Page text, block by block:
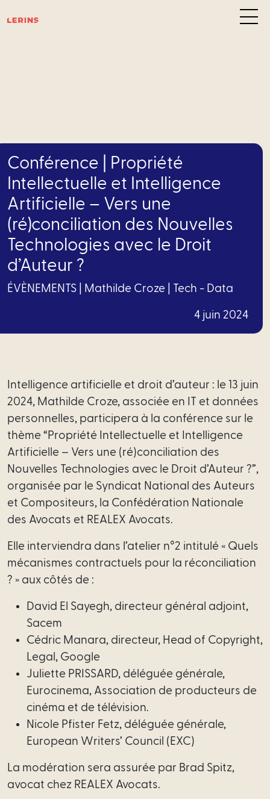
des
Tech
–
Data
Propriété
intellectuelle
de
services
externalisée
Start-
Up
Conférence | Propriété
Intellectuelle et Intelligence
Artificielle – Vers une
(ré)conciliation des Nouvelles
Technologies avec le Droit
d’Auteur ?
ÉVÈNEMENTS Mathilde Croze Tech - Data
4 juin 2024
Intelligence artificielle et droit d’auteur : le 13 juin
2024, Mathilde Croze, associée en IT et données
personnelles, participera à la conférence sur le
thème “Propriété Intellectuelle et Intelligence
Artificielle – Vers une (ré)conciliation des
Nouvelles Technologies avec le Droit d’Auteur ?”,
organisée par le Syndicat National des Auteurs
et Compositeurs, la Confédération Nationale
des Avocats et REALEX Avocats.
Elle interviendra dans l’atelier n°2 intitulé « Quels
mécanismes contractuels pour la réconciliation
? » aux côtés de :
David El Sayegh, directeur général adjoint,
Sacem
Cédric Manara, directeur, Head of Copyright,
Legal, Google
Juliette PRISSARD, déléguée générale,
Eurocinema, Association de producteurs de
cinéma et de télévision.
Nicole Pfister Fetz, déléguée générale,
European Writers’ Council (EXC)
La modération sera assurée par Brad Spitz,
avocat chez REALEX Avocats.